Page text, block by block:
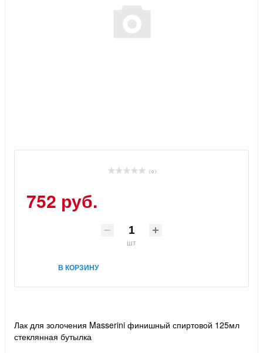
( 0 )
752 руб.
шт
В КОРЗИНУ
Лак для золочения Masserini финишный спиртовой 125мл
стеклянная бутылка